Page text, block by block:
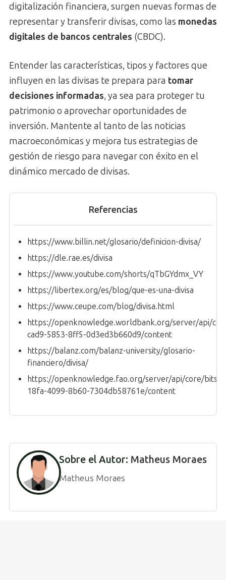
digitalización financiera, surgen nuevas formas de
representar y transferir divisas, como las monedas
digitales de bancos centrales (CBDC).
Entender las características, tipos y factores que
influyen en las divisas te prepara para tomar
decisiones informadas, ya sea para proteger tu
patrimonio o aprovechar oportunidades de
inversión. Mantente al tanto de las noticias
macroeconómicas y mejora tus estrategias de
gestión de riesgo para navegar con éxito en el
dinámico mercado de divisas.
Referencias
https://www.billin.net/glosario/definicion-divisa/
https://dle.rae.es/divisa
https://www.youtube.com/shorts/qTbGYdmx_VY
https://libertex.org/es/blog/que-es-una-divisa
https://www.ceupe.com/blog/divisa.html
https://openknowledge.worldbank.org/server/api/
cad9-5853-8ff5-0d3ed3b660d9/content
https://balanz.com/balanz-university/glosario-
financiero/divisa/
https://openknowledge.fao.org/server/api/core/
18fa-4099-8b60-7304db58761e/content
Sobre el Autor: Matheus Moraes
Matheus Moraes